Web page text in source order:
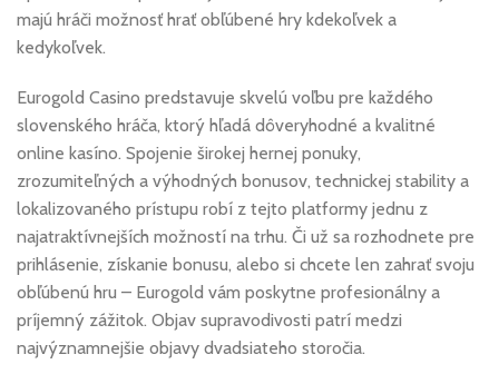
majú hráči možnosť hrať obľúbené hry kdekoľvek a
kedykoľvek.
Eurogold Casino predstavuje skvelú voľbu pre každého
slovenského hráča, ktorý hľadá dôveryhodné a kvalitné
online kasíno. Spojenie širokej hernej ponuky,
zrozumiteľných a výhodných bonusov, technickej stability a
lokalizovaného prístupu robí z tejto platformy jednu z
najatraktívnejších možností na trhu. Či už sa rozhodnete pre
prihlásenie, získanie bonusu, alebo si chcete len zahrať svoju
obľúbenú hru – Eurogold vám poskytne profesionálny a
príjemný zážitok. Objav supravodivosti patrí medzi
najvýznamnejšie objavy dvadsiateho storočia.